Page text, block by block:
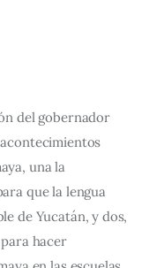
del gobernador
una la
que la lengua
de Yucatán, y dos,
hacer